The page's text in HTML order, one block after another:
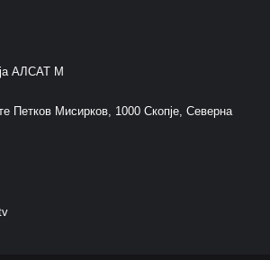
АЛСАТ М
Петков Мисирков, 1000 Скопје, Северна